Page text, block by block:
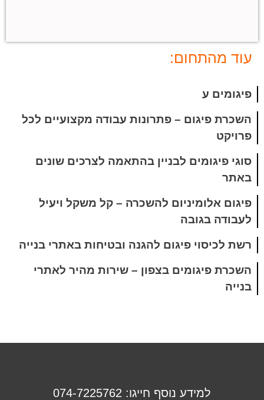
עוד מהתחום:
פיגומים ע
השכרת פיגום – פתרונות עבודה מקצועיים לכל
פרויקט
סוגי פיגומים לבניין בהתאמה לצרכים שונים
באתר
פיגום אלומיניום להשכרה – קל משקל ויעיל
לעבודה בגובה
רשת לכיסוי פיגום להגנה ובטיחות באתרי בנייה
השכרת פיגומים בצפון – שירות מהיר לאתרי
בנייה
למידע נוסף חייגו: 074-7225762